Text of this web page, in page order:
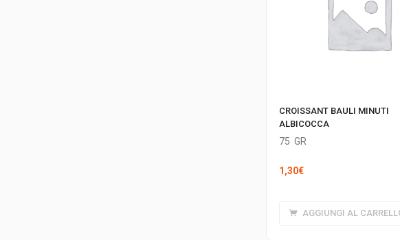
CROISSANT BAULI MINUTI
ALBICOCCA
75 GR
1,30€
AGGIUNGI AL